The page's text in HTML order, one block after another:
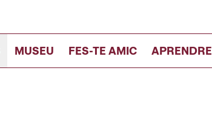
MUSEU FES-TE AMIC APRENDRE